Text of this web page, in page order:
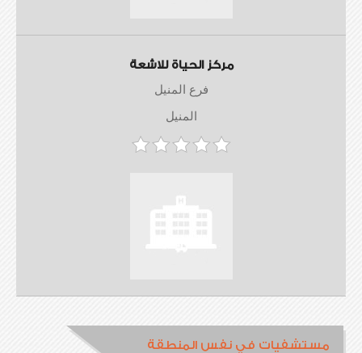
مركز الحياة للاشعة
فرع المنيل
المنيل
مستشفيات في نفس المنطقة